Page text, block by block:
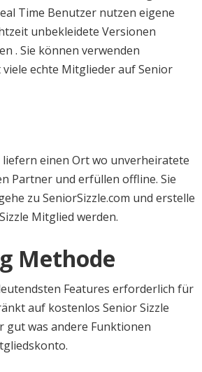
Time Benutzer nutzen eigene
unbekleidete Versionen
. Sie können verwenden
echte Mitglieder auf Senior
liefern einen Ort wo unverheiratete
Partner und erfüllen offline. Sie
zu SeniorSizzle.com und erstelle
Mitglied werden.
Methode
Features erforderlich für
auf kostenlos Senior Sizzle
gut was andere Funktionen